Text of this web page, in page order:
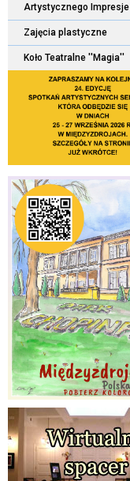
Artystycznego Impresje
Zajęcia plastyczne
Koło Teatralne ''Magia''